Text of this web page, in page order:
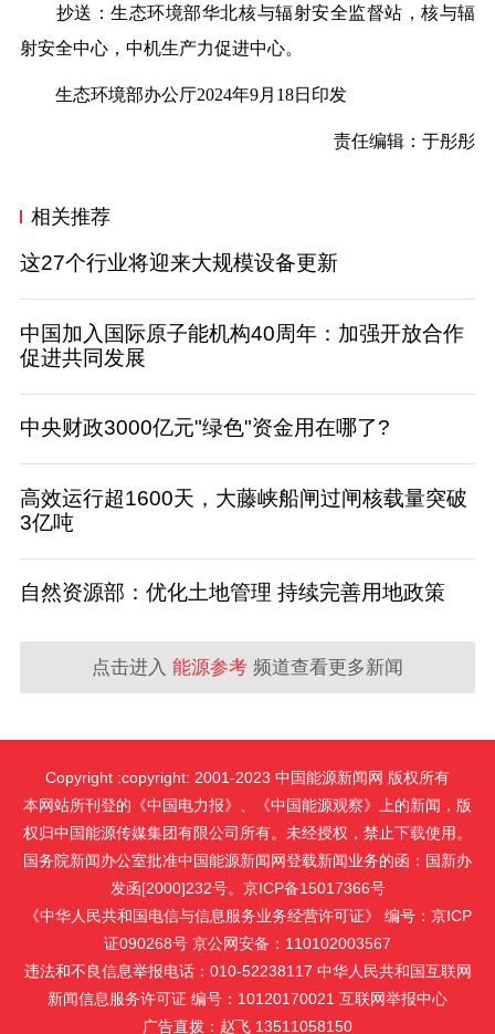
抄送：生态环境部华北核与辐射安全监督站，核与辐
射安全中心，中机生产力促进中心。
生态环境部办公厅2024年9月18日印发
责任编辑：于彤彤
相关推荐
这27个行业将迎来大规模设备更新
中国加入国际原子能机构40周年：加强开放合作
促进共同发展
中央财政3000亿元"绿色"资金用在哪了?
高效运行超1600天，大藤峡船闸过闸核载量突破
3亿吨
自然资源部：优化土地管理 持续完善用地政策
点击进入 能源参考 频道查看更多新闻
Copyright :copyright: 2001-2023 中国能源新闻网 版权所有
本网站所刊登的《中国电力报》、《中国能源观察》上的新闻，版
权归中国能源传媒集团有限公司所有。未经授权，禁止下载使用。
国务院新闻办公室批准中国能源新闻网登载新闻业务的函：国新办
发函[2000]232号。京ICP备15017366号
《中华人民共和国电信与信息服务业务经营许可证》 编号：京ICP
证090268号 京公网安备：110102003567
违法和不良信息举报电话：010-52238117 中华人民共和国互联网
新闻信息服务许可证 编号：10120170021 互联网举报中心
广告直拨：赵飞 13511058150